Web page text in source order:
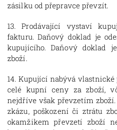
zásilku od přepravce převzít.
13. Prodávající vystaví
fakturu. Daňový doklad je
kupujícího. Daňový doklad
zboží.
14. Kupující nabývá
celé kupní ceny za zboží,
nejdříve však převzetím
zkázu, poškození či ztrátu
okamžikem převzetí zboží